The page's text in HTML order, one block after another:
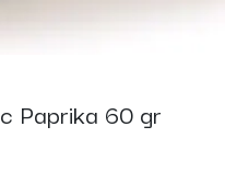
Paprika 60 gr